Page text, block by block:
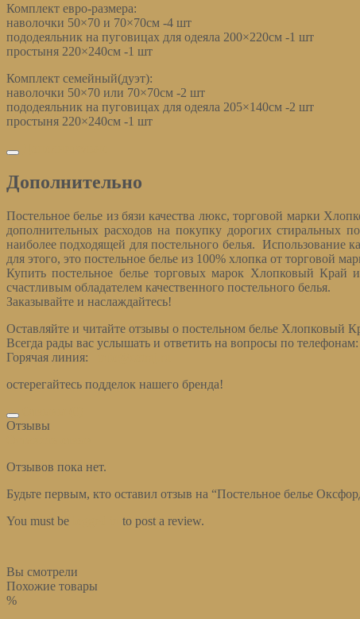
Комплект евро-размера:
наволочки 50×70 и 70×70см -4 шт
пододеяльник на пуговицах для одеяла 200×220см -1 шт
простыня 220×240см -1 шт
Комплект семейный(дуэт):
наволочки 50×70 или 70×70см -2 шт
пододеяльник на пуговицах для одеяла 205×140см -2 шт
простыня 220×240см -1 шт
Дополнительно
Постельное белье из бязи качества люкс, торговой марки
дополнительных расходов на покупку дорогих стиральных
наиболее подходящей для постельного белья. Использование
для этого, это постельное белье из 100% хлопка от торговой
Купить постельное белье торговых марок Хлопковый
счастливым обладателем качественного постельного белья.
Заказывайте и наслаждайтесь!
Оставляйте и читайте отзывы о постельном белье
Всегда рады вас услышать и ответить на вопросы по телефонам:
Горячая линия:
остерегайтесь подделок нашего бренда!
Отзывы
Отзывов пока нет.
Будьте первым, кто оставил отзыв на “Постельное белье
You must be
to post a review.
Вы смотрели
Похожие товары
%